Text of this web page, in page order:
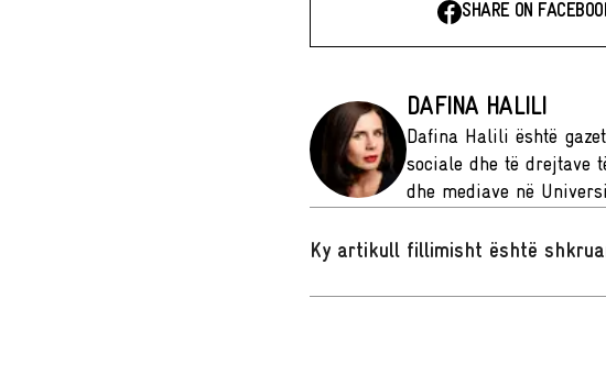
SHARE ON
DAFINA HALILI
Dafina Halili është
sociale dhe të drejtave
dhe mediave në
Ky artikull fillimisht është